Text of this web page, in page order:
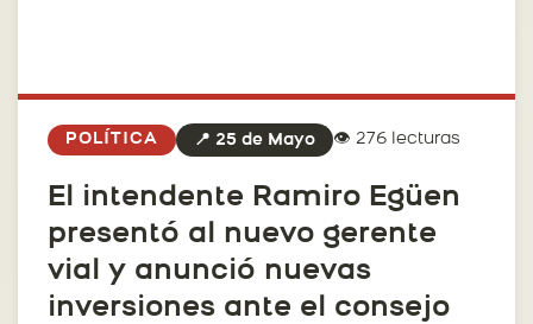
POLÍTICA 📍 25 de Mayo 👁️ 276 lecturas
El intendente Ramiro Egüen
presentó al nuevo gerente
vial y anunció nuevas
inversiones ante el consejo